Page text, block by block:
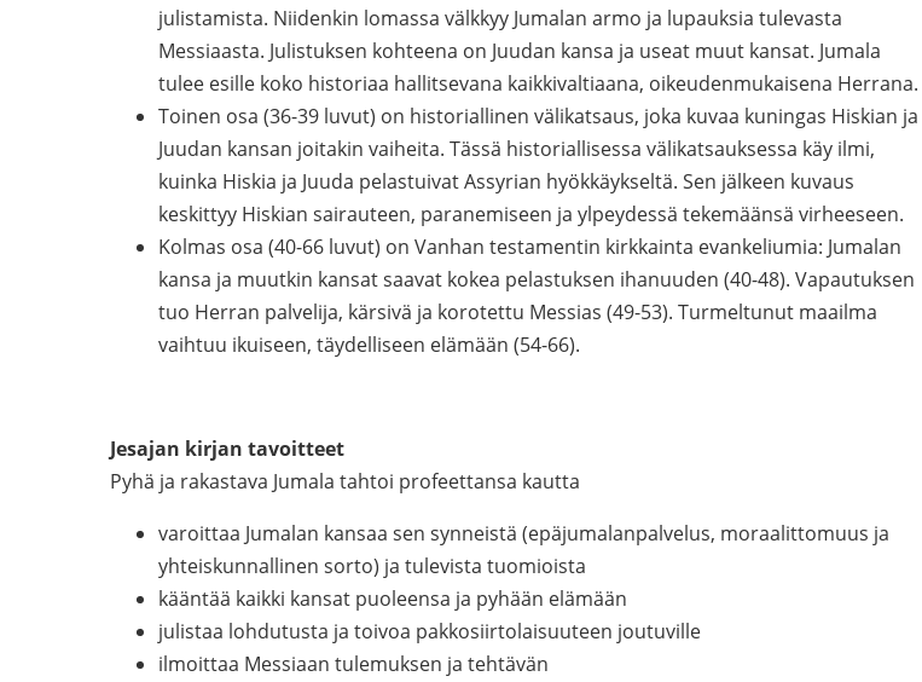
julistamista. Niidenkin lomassa välkkyy Jumalan armo ja lupauksia tulevasta
Messiaasta. Julistuksen kohteena on Juudan kansa ja useat muut kansat. Jumala
tulee esille koko historiaa hallitsevana kaikkivaltiaana, oikeudenmukaisena Herrana.
Toinen osa (36-39 luvut) on historiallinen välikatsaus, joka kuvaa kuningas Hiskian ja
Juudan kansan joitakin vaiheita. Tässä historiallisessa välikatsauksessa käy ilmi,
kuinka Hiskia ja Juuda pelastuivat Assyrian hyökkäykseltä. Sen jälkeen kuvaus
keskittyy Hiskian sairauteen, paranemiseen ja ylpeydessä tekemäänsä virheeseen.
Kolmas osa (40-66 luvut) on Vanhan testamentin kirkkainta evankeliumia: Jumalan
kansa ja muutkin kansat saavat kokea pelastuksen ihanuuden (40-48). Vapautuksen
tuo Herran palvelija, kärsivä ja korotettu Messias (49-53). Turmeltunut maailma
vaihtuu ikuiseen, täydelliseen elämään (54-66).
Jesajan kirjan tavoitteet
Pyhä ja rakastava Jumala tahtoi profeettansa kautta
varoittaa Jumalan kansaa sen synneistä (epäjumalanpalvelus, moraalittomuus ja
yhteiskunnallinen sorto) ja tulevista tuomioista
kääntää kaikki kansat puoleensa ja pyhään elämään
julistaa lohdutusta ja toivoa pakkosiirtolaisuuteen joutuville
ilmoittaa Messiaan tulemuksen ja tehtävän